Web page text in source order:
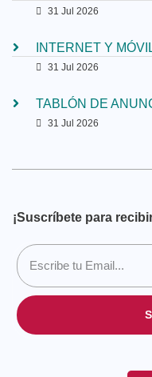
31 Jul 2026
INTERNET Y
31 Jul 2026
TABLÓN DE
31 Jul 2026
¡Suscríbete para